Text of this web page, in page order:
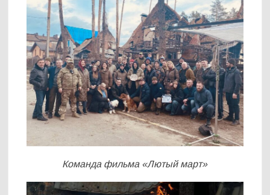
Команда фильма «Лютый март»